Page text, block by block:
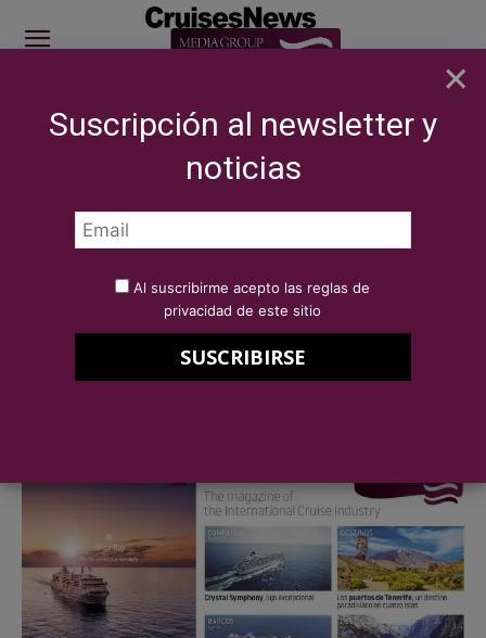
SITE SPONSOR: ICS 2026
BREAKING NEWS
2024 disponible
Redacción Cruises News
Revista CruisesNews 70 –
Septiembre 2024 disponible
×
Suscripción al newsletter y
noticias
Al suscribirme acepto las reglas de
privacidad de este sitio